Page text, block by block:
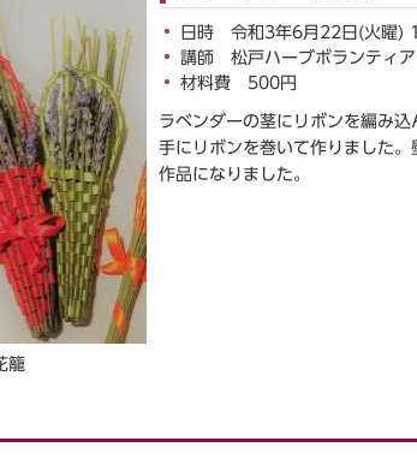
籠
日時 令和3年6月22日(火曜)
講師 松戸ハーブボランティア
材料費 500円
ラベンダーの茎にリボンを編み
手にリボンを巻いて作りました
作品になりました。